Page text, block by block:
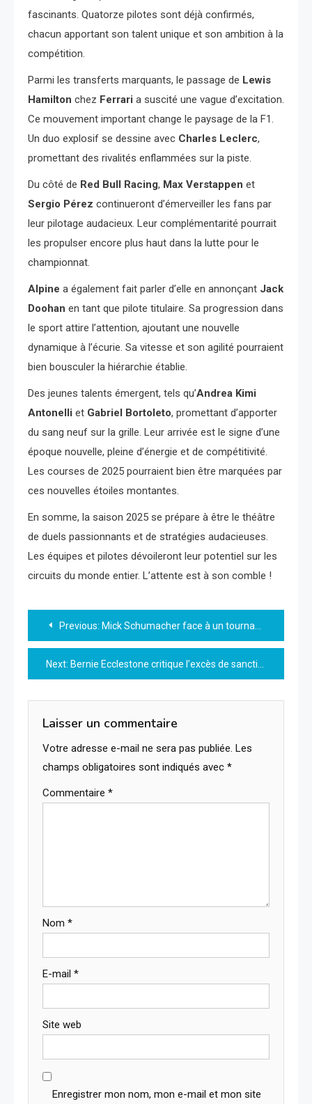
fascinants. Quatorze pilotes sont déjà confirmés,
chacun apportant son talent unique et son ambition à la
compétition.
Parmi les transferts marquants, le passage de Lewis
Hamilton chez Ferrari a suscité une vague d’excitation.
Ce mouvement important change le paysage de la F1.
Un duo explosif se dessine avec Charles Leclerc,
promettant des rivalités enflammées sur la piste.
Du côté de Red Bull Racing, Max Verstappen et
Sergio Pérez continueront d’émerveiller les fans par
leur pilotage audacieux. Leur complémentarité pourrait
les propulser encore plus haut dans la lutte pour le
championnat.
Alpine a également fait parler d’elle en annonçant Jack
Doohan en tant que pilote titulaire. Sa progression dans
le sport attire l’attention, ajoutant une nouvelle
dynamique à l’écurie. Sa vitesse et son agilité pourraient
bien bousculer la hiérarchie établie.
Des jeunes talents émergent, tels qu’Andrea Kimi
Antonelli et Gabriel Bortoleto, promettant d’apporter
du sang neuf sur la grille. Leur arrivée est le signe d’une
époque nouvelle, pleine d’énergie et de compétitivité.
Les courses de 2025 pourraient bien être marquées par
ces nouvelles étoiles montantes.
En somme, la saison 2025 se prépare à être le théâtre
de duels passionnants et de stratégies audacieuses.
Les équipes et pilotes dévoileront leur potentiel sur les
circuits du monde entier. L’attente est à son comble !
Navigation
de
l’article
Previous: Mick Schumacher face à un tournant décisif dans sa carrière en Formule 1
Next: Bernie Ecclestone critique l’excès de sanctions en Formule 1
Laisser un commentaire
Votre adresse e-mail ne sera pas publiée. Les
champs obligatoires sont indiqués avec *
Commentaire *
Nom *
E-mail *
Site web
Enregistrer mon nom, mon e-mail et mon site